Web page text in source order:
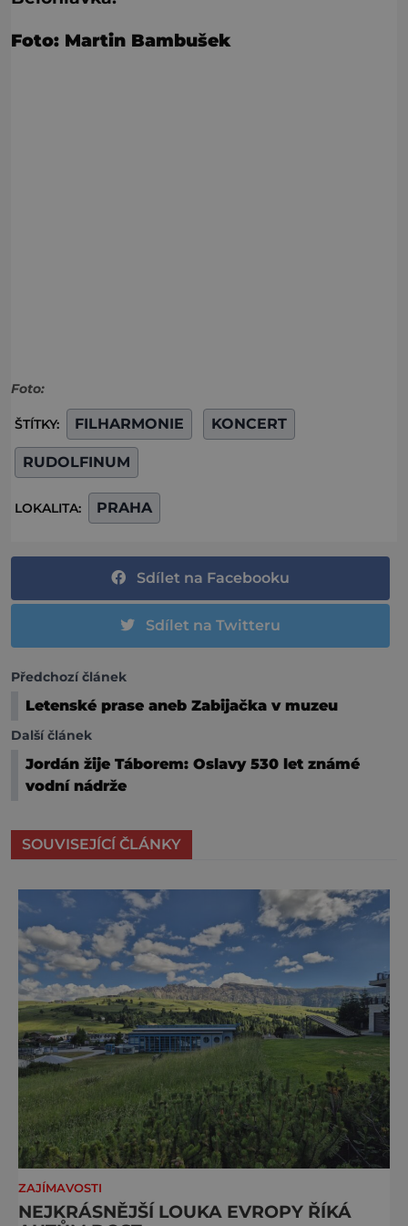
Foto: Martin Bambušek
Foto:
ŠTÍTKY: FILHARMONIE KONCERT
RUDOLFINUM
LOKALITA: PRAHA
Sdílet na Facebooku
Sdílet na Twitteru
Předchozí článek
Letenské prase aneb Zabijačka v muzeu
Další článek
Jordán žije Táborem: Oslavy 530 let známé
vodní nádrže
SOUVISEJÍCÍ ČLÁNKY
ZAJÍMAVOSTI
NEJKRÁSNĚJŠÍ LOUKA EVROPY ŘÍKÁ